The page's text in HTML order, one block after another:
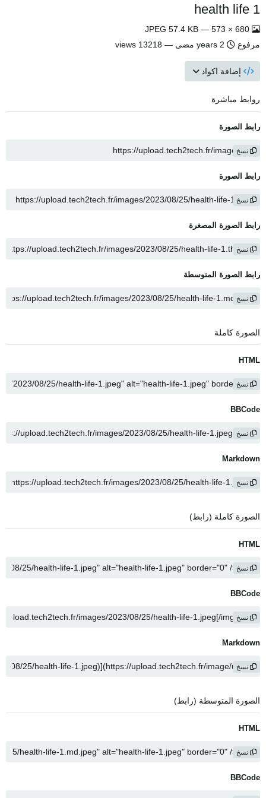
health life 1
مرفوع
2 years مضى — 13218 views
إضافة اكواد
روابط مباشرة
رابط الصورة
نسخ
رابط الصورة
نسخ
رابط الصورة المصغرة
نسخ
رابط الصورة المتوسطة
نسخ
الصورة كاملة
HTML
نسخ
BBCode
نسخ
Markdown
نسخ
الصورة كاملة (رابط)
HTML
نسخ
BBCode
نسخ
Markdown
نسخ
الصورة المتوسطة (رابط)
HTML
نسخ
BBCode